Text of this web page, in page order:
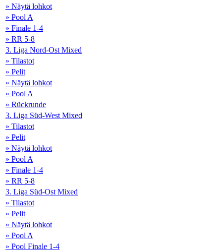
» Näytä lohkot
» Pool A
» Finale 1-4
» RR 5-8
3. Liga Nord-Ost Mixed
» Tilastot
» Pelit
» Näytä lohkot
» Pool A
» Rückrunde
3. Liga Süd-West Mixed
» Tilastot
» Pelit
» Näytä lohkot
» Pool A
» Finale 1-4
» RR 5-8
3. Liga Süd-Ost Mixed
» Tilastot
» Pelit
» Näytä lohkot
» Pool A
» Pool Finale 1-4